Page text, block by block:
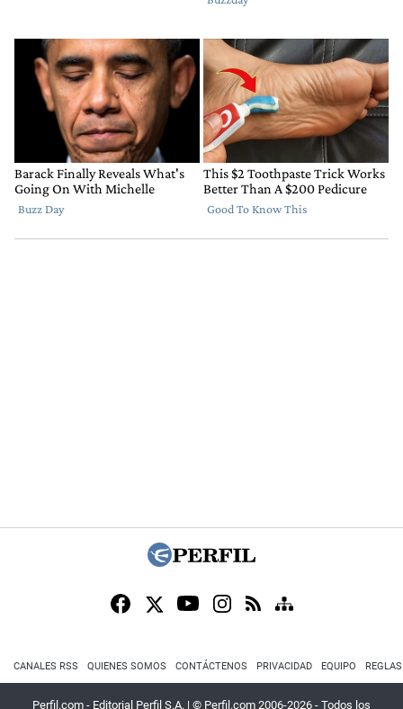
CANALES RSS QUIENES SOMOS CONTÁCTENOS PRIVACIDAD EQUIPO
Perfil.com - Editorial Perfil S.A. | © Perfil.com 2006-2026 - Todos los